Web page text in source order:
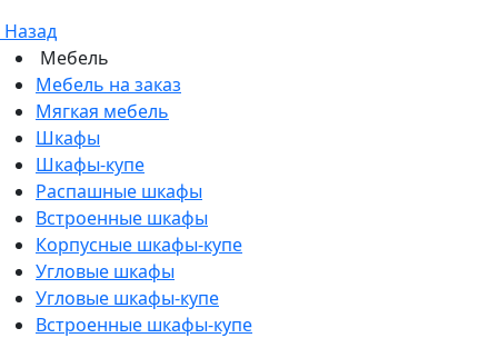
Назад
Мебель
Мебель на заказ
Мягкая мебель
Шкафы
Шкафы-купе
Распашные шкафы
Встроенные шкафы
Корпусные шкафы-купе
Угловые шкафы
Угловые шкафы-купе
Встроенные шкафы-купе